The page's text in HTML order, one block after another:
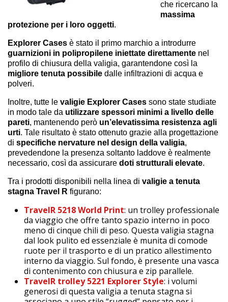
che ricercano la
massima
protezione per i loro oggetti.
Explorer Cases è stato il primo marchio a introdurre
guarnizioni in polipropilene iniettate direttamente nel
profilo di chiusura della valigia, garantendone così la
migliore tenuta possibile dalle infiltrazioni di acqua e
polveri.
Inoltre, tutte le valigie Explorer Cases sono state studiate
in modo tale da utilizzare spessori minimi a livello delle
pareti, mantenendo però un’elevatissima resistenza agli
urti. Tale risultato è stato ottenuto grazie alla progettazione
di specifiche nervature nel design della valigia,
prevedendone la presenza soltanto laddove è realmente
necessario, così da assicurare doti strutturali elevate.
Tra i prodotti disponibili nella linea di valigie a tenuta
stagna Travel R figurano:
TravelR 5218 World Print: un trolley professionale
da viaggio che offre tanto spazio interno in poco
meno di cinque chili di peso. Questa valigia stagna
dal look pulito ed essenziale è munita di comode
ruote per il trasporto e di un pratico allestimento
interno da viaggio. Sul fondo, è presente una vasca
di contenimento con chiusura e zip parallele.
TravelR trolley 5221 Explorer Style: i volumi
generosi di questa valigia a tenuta stagna si